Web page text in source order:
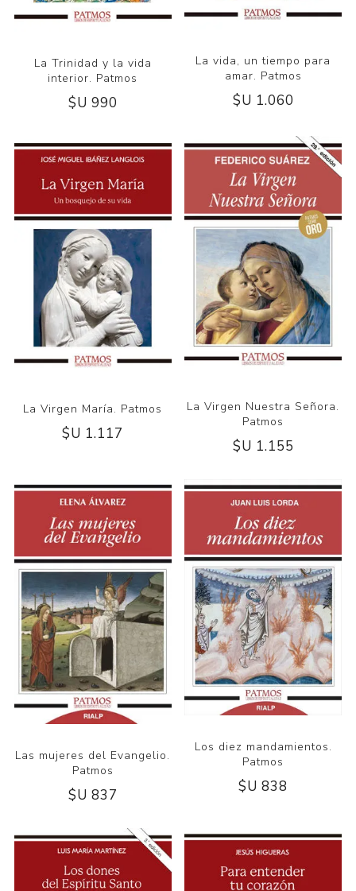
La Trinidad y la vida
interior. Patmos
$U 990
La vida, un tiempo para
amar. Patmos
$U 1.060
La Virgen María. Patmos
$U 1.117
La Virgen Nuestra Señora.
Patmos
$U 1.155
Las mujeres del Evangelio.
Patmos
$U 837
Los diez mandamientos.
Patmos
$U 838